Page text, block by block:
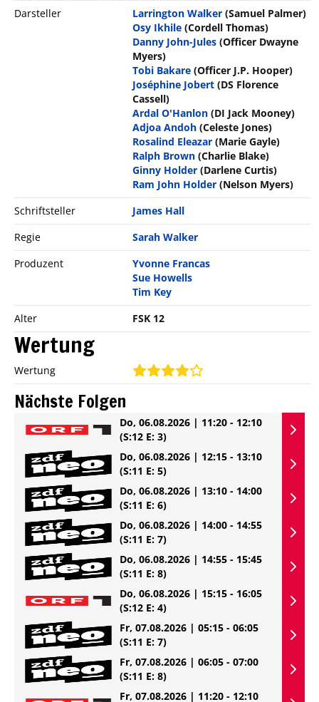
Darsteller
Larrington Walker (Samuel Palmer)
Osy Ikhile (Cordell Thomas)
Danny John-Jules (Officer Dwayne
Myers)
Tobi Bakare (Officer J.P. Hooper)
Joséphine Jobert (DS Florence
Cassell)
Ardal O'Hanlon (DI Jack Mooney)
Adjoa Andoh (Celeste Jones)
Rosalind Eleazar (Marie Gayle)
Ralph Brown (Charlie Blake)
Ginny Holder (Darlene Curtis)
Ram John Holder (Nelson Myers)
Schriftsteller
James Hall
Regie
Sarah Walker
Produzent
Yvonne Francas
Sue Howells
Tim Key
Alter
FSK 12
Wertung
Wertung
Nächste Folgen
Do, 06.08.2026 | 11:20 - 12:10
(S:12 E: 3)
Do, 06.08.2026 | 12:15 - 13:10
(S:11 E: 5)
Do, 06.08.2026 | 13:10 - 14:00
(S:11 E: 6)
Do, 06.08.2026 | 14:00 - 14:55
(S:11 E: 7)
Do, 06.08.2026 | 14:55 - 15:45
(S:11 E: 8)
Do, 06.08.2026 | 15:15 - 16:05
(S:12 E: 4)
Fr, 07.08.2026 | 05:15 - 06:05
(S:11 E: 7)
Fr, 07.08.2026 | 06:05 - 07:00
(S:11 E: 8)
Fr, 07.08.2026 | 11:20 - 12:10